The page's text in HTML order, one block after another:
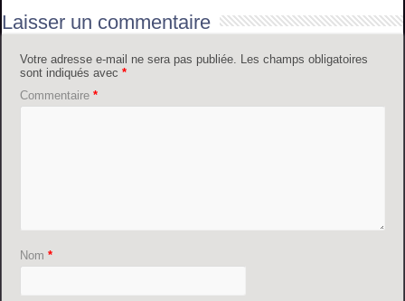
Laisser un commentaire
Votre adresse e-mail ne sera pas publiée.
Les champs obligatoires
sont indiqués avec*
Commentaire*
Nom*